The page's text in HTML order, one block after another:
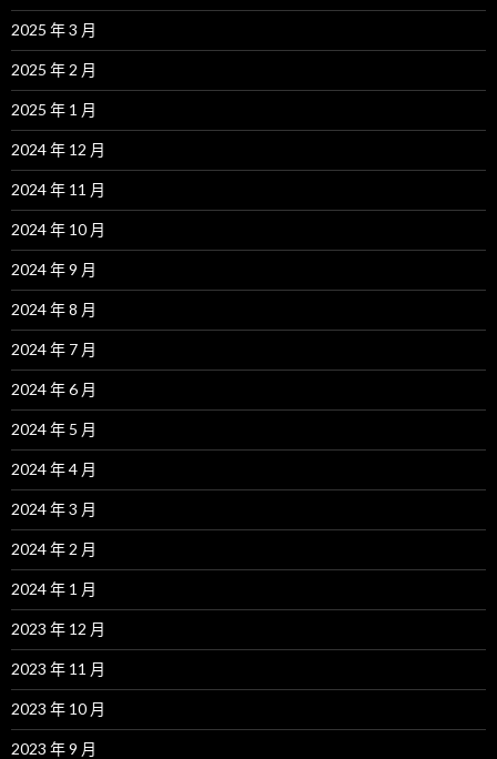
2025 年 3 月
2025 年 2 月
2025 年 1 月
2024 年 12 月
2024 年 11 月
2024 年 10 月
2024 年 9 月
2024 年 8 月
2024 年 7 月
2024 年 6 月
2024 年 5 月
2024 年 4 月
2024 年 3 月
2024 年 2 月
2024 年 1 月
2023 年 12 月
2023 年 11 月
2023 年 10 月
2023 年 9 月